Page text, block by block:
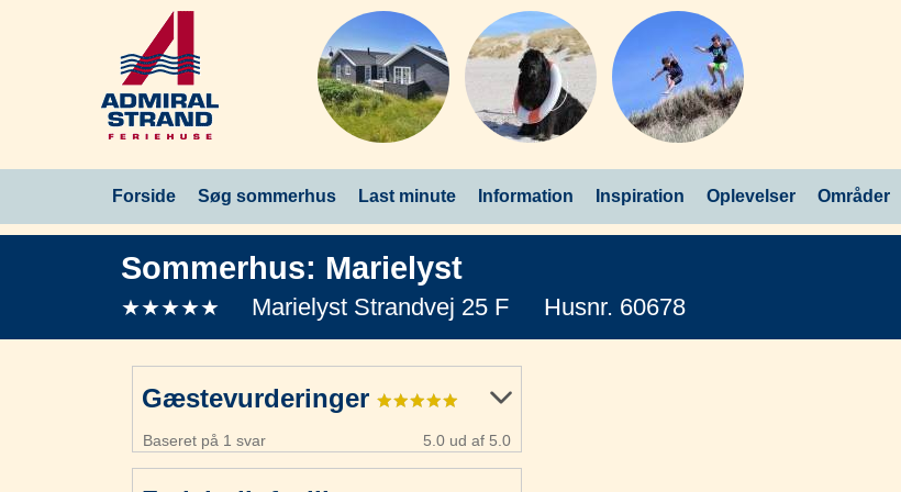
Forside Søg sommerhus Last minute Information Inspiration Oplevelser Områder
Sommerhus: Marielyst
★★★★★ Marielyst Strandvej 25 F Husnr. 60678
Gæstevurderinger
Baseret på 1 svar 5.0 ud af 5.0